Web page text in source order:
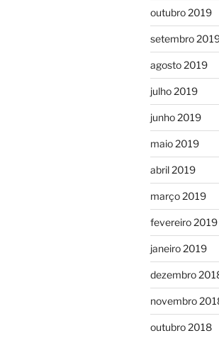
outubro 2019
setembro
agosto 2019
julho 2019
junho 2019
maio 2019
abril 2019
março 2019
fevereiro 2019
janeiro 2019
dezembro
novembro
outubro 2018